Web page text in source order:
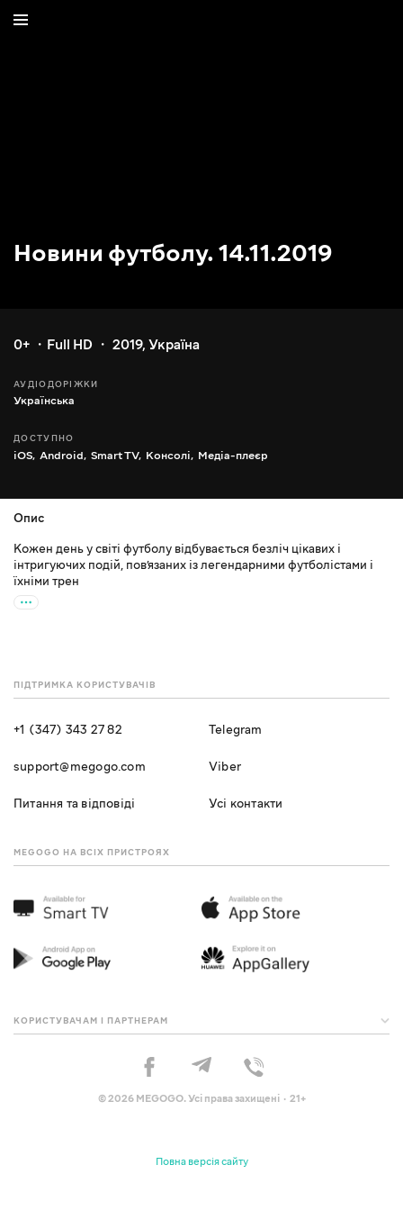
Новини футболу. 14.11.2019
0+ Full HD 2019, Україна
АУДІОДОРІЖКИ
Українська
ДОСТУПНО
iOS, Android, Smart TV, Консолі, Медіа-плеєр
Опис
Кожен день у світі футболу відбувається безліч цікавих і
інтригуючих подій, пов’язаних із легендарними футболістами і
їхніми трен
ПІДТРИМКА КОРИСТУВАЧІВ
+1 (347) 343 27 82
support@megogo.com
Питання та відповіді
Telegram
Viber
Усі контакти
MEGOGO НА ВСІХ ПРИСТРОЯХ
КОРИСТУВАЧАМ І ПАРТНЕРАМ
© 2026 MEGOGO. Усі права захищені · 21+
Повна версія сайту